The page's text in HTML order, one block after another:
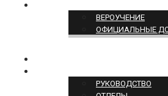
ВЕРОУЧЕНИЕ
ОФИЦИАЛЬНЫЕ
РУКОВОДСТВО